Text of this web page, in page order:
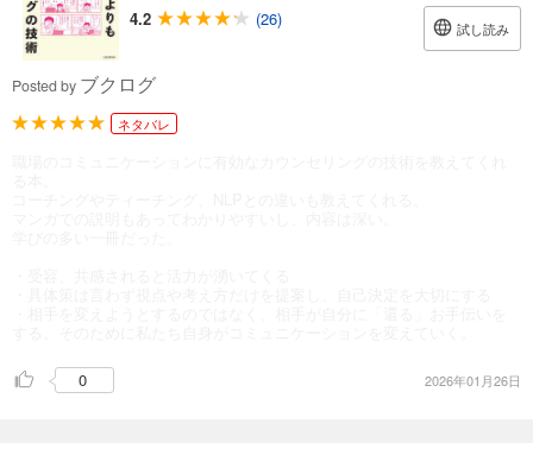
4.2
(26) 試し読み
Posted by ブクログ
ネタバレ
0 2026年01月26日